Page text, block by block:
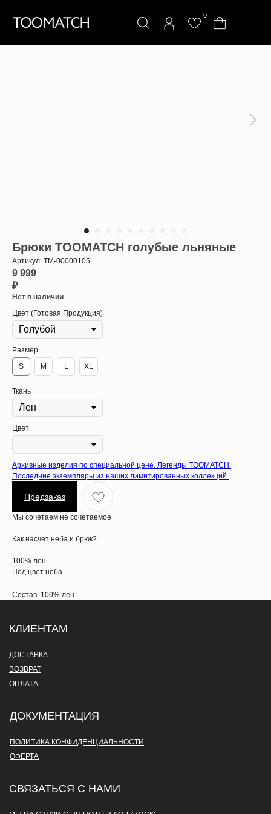
Брюки TOOMATCH голубые льняные
Артикул: ТМ-00000105
9 999
₽
Нет в наличии
Цвет (Готовая Продукция)
Размер
S
M L XL
Ткань
Цвет
Архивные изделия по специальной цене. Легенды TOOMATCH.
Последние экземпляры из наших лимитированных коллекций.
Предзаказ
Мы сочетаем не сочетаемое
Как насчет неба и брюк?
100% лён
Под цвет неба
Состав: 100% лен
СВЯЗАТЬСЯ С НАМИ
КЛИЕНТАМ
ДОСТАВКА
ВОЗВРАТ
ПОЛИТИКА КОНФИДЕНЦИАЛЬНОСТИ
ОФЕРТА
ДОКУМЕНТАЦИЯ
ОПЛАТА